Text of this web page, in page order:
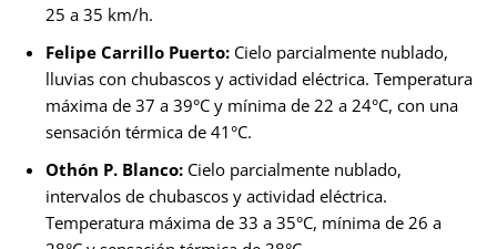
25 a 35 km/h.
Felipe Carrillo Puerto: Cielo parcialmente nublado,
lluvias con chubascos y actividad eléctrica. Temperatura
máxima de 37 a 39°C y mínima de 22 a 24°C, con una
sensación térmica de 41°C.
Othón P. Blanco: Cielo parcialmente nublado,
intervalos de chubascos y actividad eléctrica.
Temperatura máxima de 33 a 35°C, mínima de 26 a